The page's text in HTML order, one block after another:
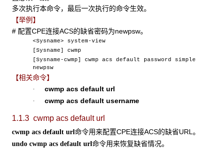
多次执行本命令，最后一次执行的命令生效。
【举例】
# 配置CPE连接ACS的缺省密码为newpsw。
<Sysname> system-view
[Sysname] cwmp
[Sysname-cwmp] cwmp acs default password simple
newpsw
【相关命令】
· cwmp acs default url
· cwmp acs default username
1.1.3 cwmp acs default url
cwmp acs default url命令用来配置CPE连接ACS的缺省URL。
undo cwmp acs default url 命令用来恢复缺省情况。